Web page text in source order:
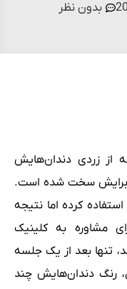
بدون نظر
از زردی دندان‌هایش
برایش سخت شده است.
کرده اما نتیجه
مشاوره به کلینیک
تنها بعد از یک جلسه
رنگ دندان‌هایش چند